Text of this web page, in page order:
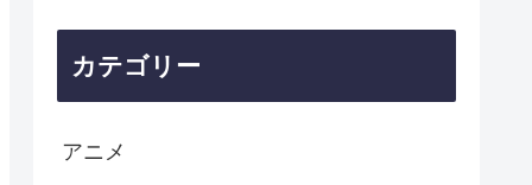
カテゴリー
アニメ